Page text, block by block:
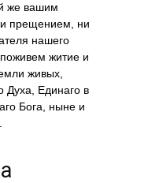
же вашим
прещением, ни
нашего
житие и
живых,
Духа, Единаго в
Бога, ныне и